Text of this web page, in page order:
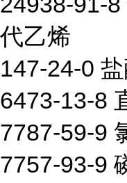
代乙烯
147-24-0
6473-13-8
7787-59-9
7757-93-9